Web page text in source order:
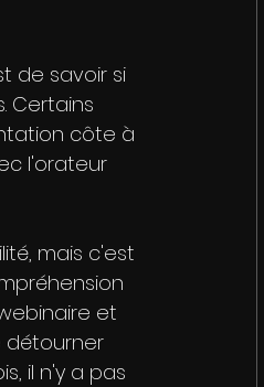
de savoir si
Certains
côte à
l'orateur
mais c'est
et
détourner
il n'y a pas